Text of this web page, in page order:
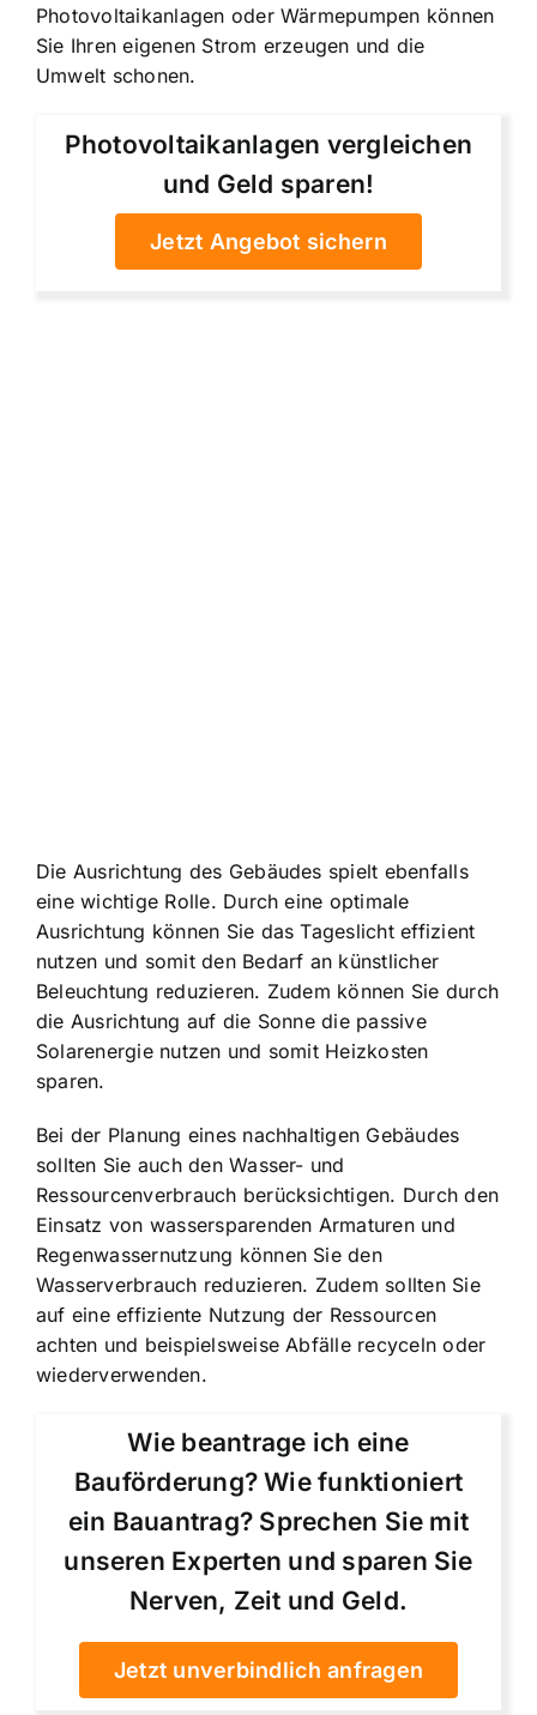
Photovoltaikanlagen oder Wärmepumpen können
Sie Ihren eigenen Strom erzeugen und die
Umwelt schonen.
Photovoltaikanlagen vergleichen
und Geld sparen!
Jetzt Angebot sichern
Die Ausrichtung des Gebäudes spielt ebenfalls
eine wichtige Rolle. Durch eine optimale
Ausrichtung können Sie das Tageslicht effizient
nutzen und somit den Bedarf an künstlicher
Beleuchtung reduzieren. Zudem können Sie durch
die Ausrichtung auf die Sonne die passive
Solarenergie nutzen und somit Heizkosten
sparen.
Bei der Planung eines nachhaltigen Gebäudes
sollten Sie auch den Wasser- und
Ressourcenverbrauch berücksichtigen. Durch den
Einsatz von wassersparenden Armaturen und
Regenwassernutzung können Sie den
Wasserverbrauch reduzieren. Zudem sollten Sie
auf eine effiziente Nutzung der Ressourcen
achten und beispielsweise Abfälle recyceln oder
wiederverwenden.
Wie beantrage ich eine
Bauförderung? Wie funktioniert
ein Bauantrag? Sprechen Sie mit
unseren Experten und sparen Sie
Nerven, Zeit und Geld.
Jetzt unverbindlich anfragen